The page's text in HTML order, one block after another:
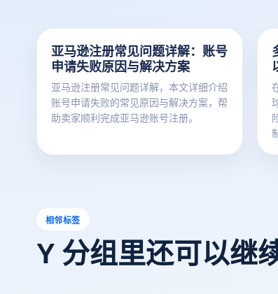
亚马逊注册常见问题详解：账号
申请失败原因与解决方案
亚马逊注册常见问题详解，本文详细介绍
账号申请失败的常见原因与解决方案，帮
助卖家顺利完成亚马逊账号注册。
相邻标签
Y 分组里还可以继